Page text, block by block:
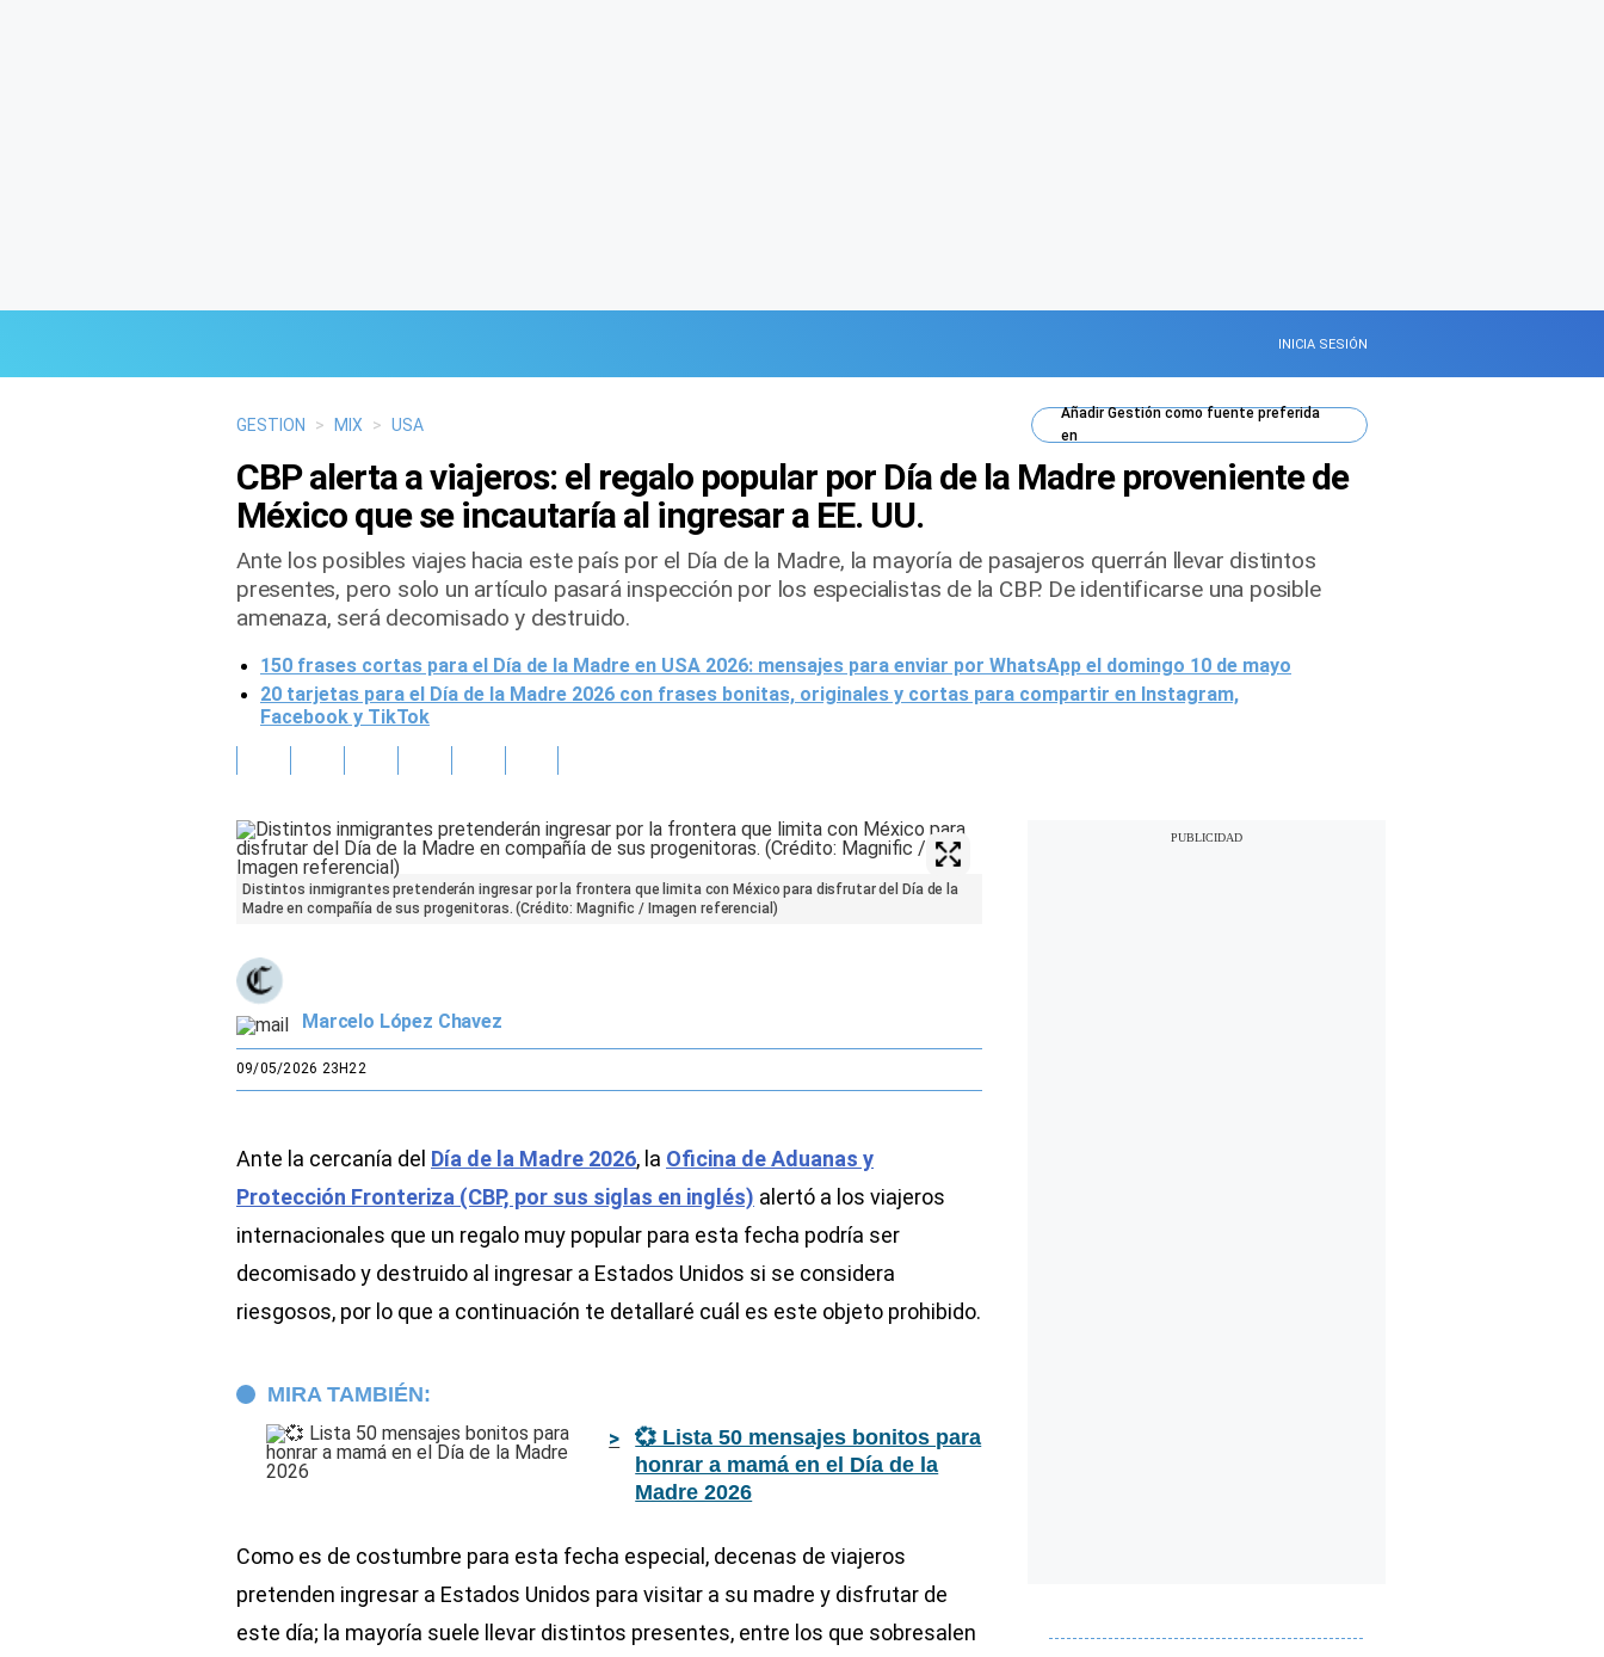
INICIA SESIÓN
GESTION > MIX > USA
AñadirGestióncomo fuente preferida
en
CBP alerta a viajeros: el regalo popular por Día de la Madre proveniente de
México que se incautaría al ingresar a EE. UU.
Ante los posibles viajes hacia este país por el Día de la Madre, la mayoría de pasajeros querrán llevar distintos
presentes, pero solo un artículo pasará inspección por los especialistas de la CBP. De identificarse una posible
amenaza, será decomisado y destruido.
150 frases cortas para el Día de la Madre en USA 2026: mensajes para enviar por WhatsApp el domingo 10 de mayo
20 tarjetas para el Día de la Madre 2026 con frases bonitas, originales y cortas para compartir en Instagram,
Facebook y TikTok
Distintos inmigrantes pretenderán ingresar por la frontera que limita con México para disfrutar del Día de la
Madre en compañía de sus progenitoras. (Crédito: Magnific / Imagen referencial)
Marcelo López Chavez
09/05/2026 23H22
Ante la cercanía del Día de la Madre 2026, la Oficina de Aduanas y
Protección Fronteriza (CBP, por sus siglas en inglés) alertó a los viajeros
internacionales que un regalo muy popular para esta fecha podría ser
decomisado y destruido al ingresar a Estados Unidos si se considera
riesgosos, por lo que a continuación te detallaré cuál es este objeto prohibido.
MIRA TAMBIÉN:
💞 Lista 50 mensajes bonitos para
honrar a mamá en el Día de la
Madre 2026
Como es de costumbre para esta fecha especial, decenas de viajeros
pretenden ingresar a Estados Unidos para visitar a su madre y disfrutar de
este día; la mayoría suele llevar distintos presentes, entre los que sobresalen